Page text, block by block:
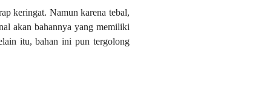
keringat. Namun karena tebal,
akan bahannya yang memiliki
itu, bahan ini pun tergolong